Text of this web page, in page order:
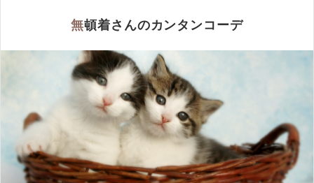
無頓着さんのカンタンコーデ